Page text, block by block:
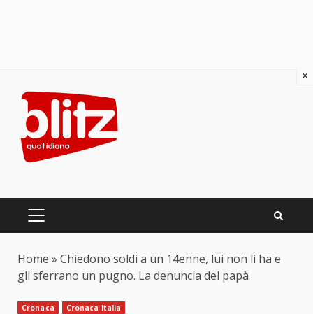
content
PRIMARY
Home » Chiedono soldi a un 14enne, lui non li ha e
gli sferrano un pugno. La denuncia del papà
Cronaca Cronaca Italia
×